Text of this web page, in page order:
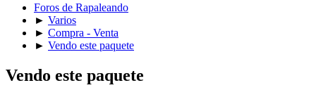
Foros de Rapaleando
► Varios
► Compra - Venta
► Vendo este paquete
Vendo este paquete